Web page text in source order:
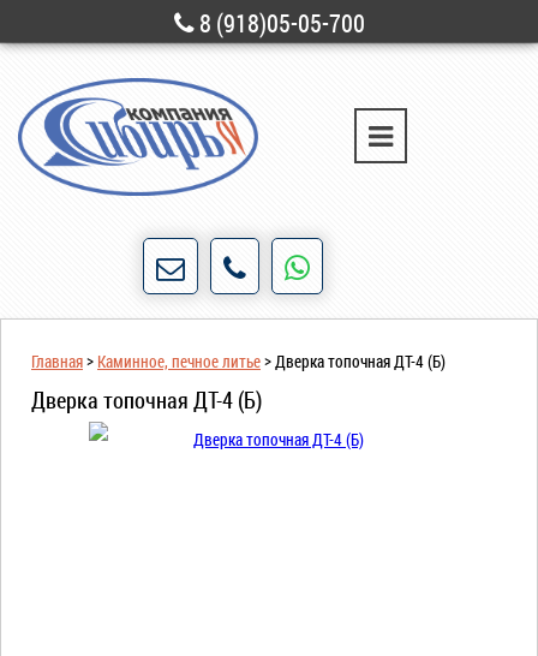
8 (918)05-05-700
г. Новороссийск ул. Свободы, д. 28
слова!
Главная> Каминное, печное литье>Дверка топочная ДТ-4 (Б)
Дверка топочная ДТ-4 (Б)